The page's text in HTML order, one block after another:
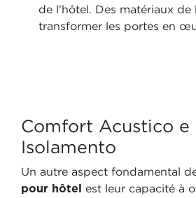
de l'hôtel. Des matériaux
transformer les portes en
Comfort Acustico e
Isolamento
Un autre aspect fondamental
pour hôtel est leur capacité à